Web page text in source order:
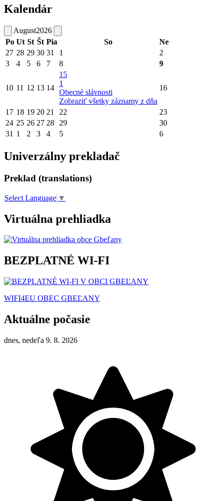
Kalendár
August2026
Po Ut St Št Pia So
Ne
27 28 29 30 31 1
2
3
4 5 6 7 8 9
10 11 12 13 14
15
1
Obecné slávnosti
Zobraziť všetky záznamy z dňa
16
17 18 19 20 21 22
23
24 25 26 27 28 29
30
31 1 2 3 4 5 6
Univerzálny prekladač
Preklad (translations)
Select Language ▼
Virtuálna prehliadka
BEZPLATNÉ WI-FI
WIFI4EU OBEC GBEĽANY
Aktuálne počasie
dnes, nedeľa 9. 8. 2026